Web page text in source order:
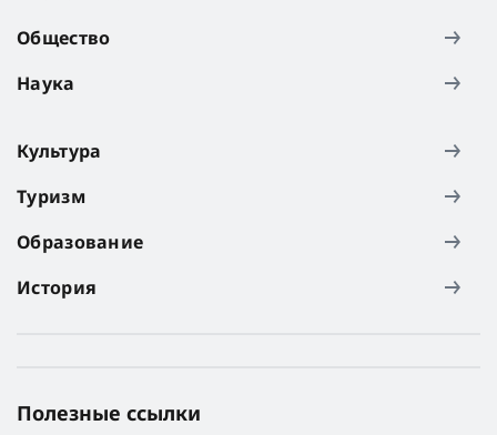
Общество
Наука
Культура
Туризм
Образование
История
Полезные ссылки